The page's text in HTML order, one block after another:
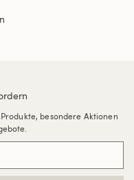
besondere Aktionen